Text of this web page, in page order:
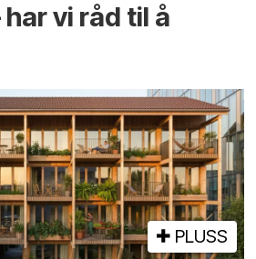
vi råd til å
PLUSS